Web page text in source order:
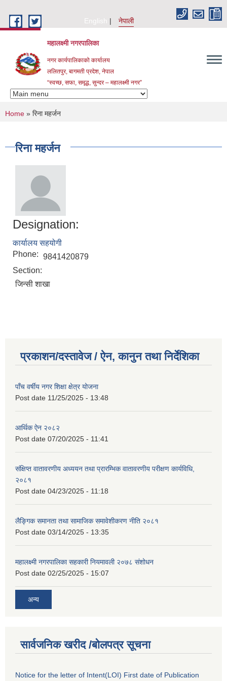
English
नेपाली
महालक्ष्मी नगरपालिका
नगर कार्यपालिकाको कार्यालय
ललितपुर, बागमती प्रदेश, नेपाल
“स्वच्छ, सफा, समृद्ध, सुन्दर – महालक्ष्मी नगर”
You are here
Home » रिना महर्जन
रिना महर्जन
Designation:
कार्यालय सहयोगी
Phone: 9841420879
Section:
जिन्सी शाखा
प्रकाशन/दस्तावेज / ऐन, कानुन तथा निर्देशिका
पाँच वर्षीय नगर शिक्षा क्षेत्र योजना
Post date 11/25/2025 - 13:48
आर्थिक ऐन २०८२
Post date 07/20/2025 - 11:41
संक्षिप्त वातावरणीय अध्ययन तथा प्रारम्भिक वातावरणीय परीक्षण कार्यविधि,
२०८१
Post date 04/23/2025 - 11:18
लैङ्गिक समानता तथा सामाजिक समावेशीकरण नीति २०८१
Post date 03/14/2025 - 13:35
महालक्ष्मी नगरपालिका सहकारी नियमावली २०७८ संशोधन
Post date 02/25/2025 - 15:07
अन्य
सार्वजनिक खरीद /बोलपत्र सूचना
Notice for the letter of Intent(LOI) First date of Publication